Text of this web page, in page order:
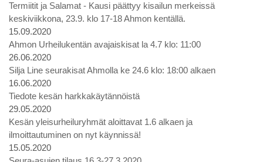
Termiitit ja Salamat - Kausi päättyy kisailun merkeissä
keskiviikkona, 23.9. klo 17-18 Ahmon kentällä.
15.09.2020
Ahmon Urheilukentän avajaiskisat la 4.7 klo: 11:00
26.06.2020
Silja Line seurakisat Ahmolla ke 24.6 klo: 18:00 alkaen
16.06.2020
Tiedote kesän harkkakäytännöistä
29.05.2020
Kesän yleisurheiluryhmät aloittavat 1.6 alkaen ja
ilmoittautuminen on nyt käynnissä!
15.05.2020